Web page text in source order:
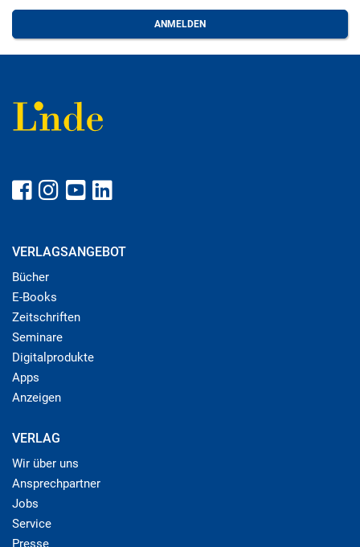
VERLAGSANGEBOT
Bücher
E-Books
Zeitschriften
Seminare
Digitalprodukte
Apps
Anzeigen
VERLAG
Wir über uns
Ansprechpartner
Jobs
Service